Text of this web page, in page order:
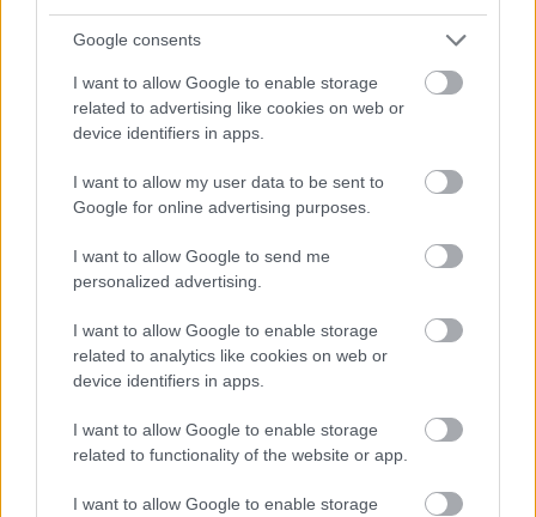
Google consents
I want to allow Google to enable storage
related to advertising like cookies on web or
device identifiers in apps.
I want to allow my user data to be sent to
Google for online advertising purposes.
I want to allow Google to send me
personalized advertising.
I want to allow Google to enable storage
related to analytics like cookies on web or
device identifiers in apps.
I want to allow Google to enable storage
related to functionality of the website or app.
I want to allow Google to enable storage
Χιτ του είναι τα ζεστά αλκοολούχα
κοκτεϊλοροφήματα, όπως το φοβερό οινόμελο,
αλλά πολύ ωραία είναι και τα κοκτέιλ με βάση το
τσίπουρο και το ρακί. Δε λέμε όχι και στα
λαχταριστά του pancakes αν μας πιάσει η
λιγούρα.